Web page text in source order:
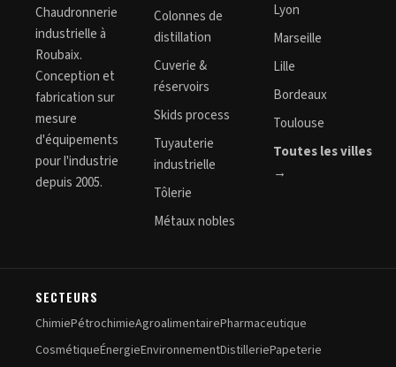
Chaudronnerie
industrielle à
Roubaix.
Conception et
fabrication sur
mesure
d'équipements
pour l'industrie
depuis 2005.
Colonnes de
distillation
Cuverie &
réservoirs
Skids process
Tuyauterie
industrielle
Tôlerie
Métaux nobles
Lyon
Marseille
Lille
Bordeaux
Toulouse
Toutes les villes
→
SECTEURS
ChimiePétrochimieAgroalimentairePharmaceutique
CosmétiqueÉnergieEnvironnementDistilleriePapeterie